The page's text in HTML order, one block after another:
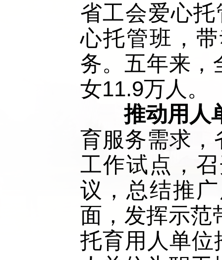
省工会爱心
心托管班，
务。五年来，
女11.9万人。
推动用人
育服务需求，
工作试点，
议，总结推
面，发挥示范
托育用人单位